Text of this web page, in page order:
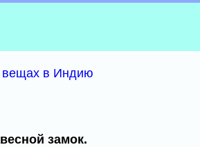
вещах в Индию
замок.